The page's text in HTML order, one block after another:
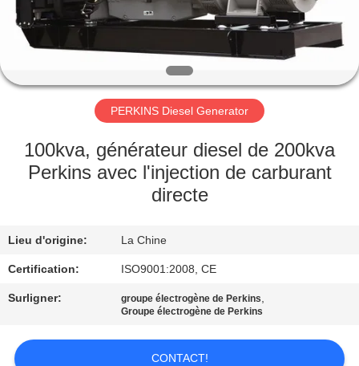
AU
SUJET
DE
NOUS
VISITE
D'USINE
DE
QUALITÉ
CONTACTEZ-
NOUS
PERKINS Diesel Generator
100kva, générateur diesel de 200kva
Perkins avec l'injection de carburant
directe
Lieu d'origine: La Chine
Certification: ISO9001:2008, CE
Surligner: groupe électrogène de Perkins,
Groupe électrogène de Perkins
CONTACT!